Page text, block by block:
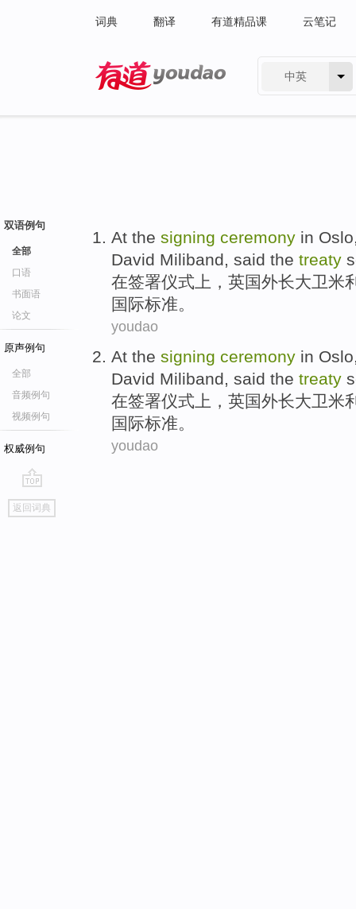
词典 翻译 有道精品课 云笔记
中英
双语例句
全部
口语
书面语
论文
原声例句
全部
音频例句
视频例句
权威例句
go
top
返回词典
At the signing ceremony in
David Miliband, said the treaty
在签署仪式上 ， 英国外长大卫米
国际标准。
youdao
At the signing ceremony in
David Miliband, said the treaty
在签署仪式上 ， 英国外长大卫米
国际标准。
youdao